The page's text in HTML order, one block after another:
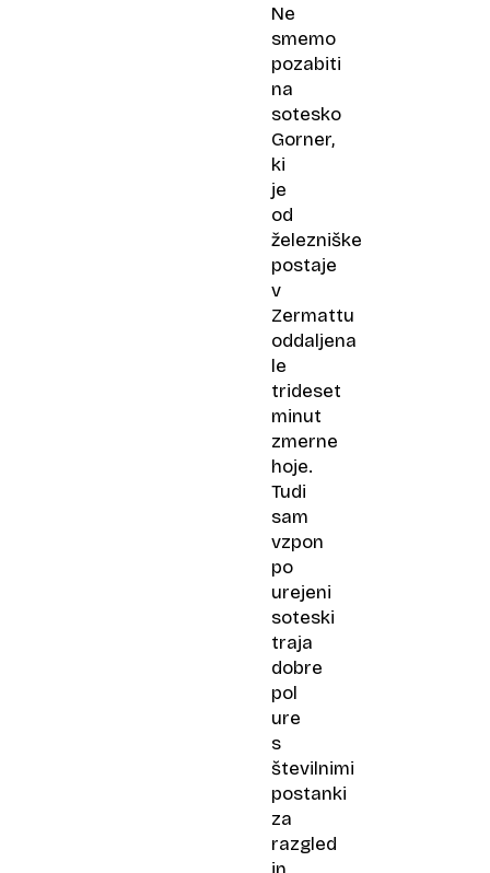
Ne
smemo
pozabiti
na
sotesko
Gorner,
ki
je
od
železniške
postaje
v
Zermattu
oddaljena
le
trideset
minut
zmerne
hoje.
Tudi
sam
vzpon
po
urejeni
soteski
traja
dobre
pol
ure
s
številnimi
postanki
za
razgled